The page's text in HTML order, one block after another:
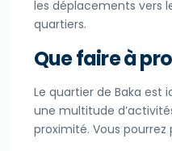
les déplacements vers
quartiers.
Que faire à
Le quartier de Baka
une multitude
proximité. Vous pourrez